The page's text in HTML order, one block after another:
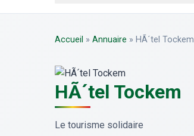
Accueil » Annuaire » HÃ´tel Tockem
HÃ´tel Tockem
Le tourisme solidaire